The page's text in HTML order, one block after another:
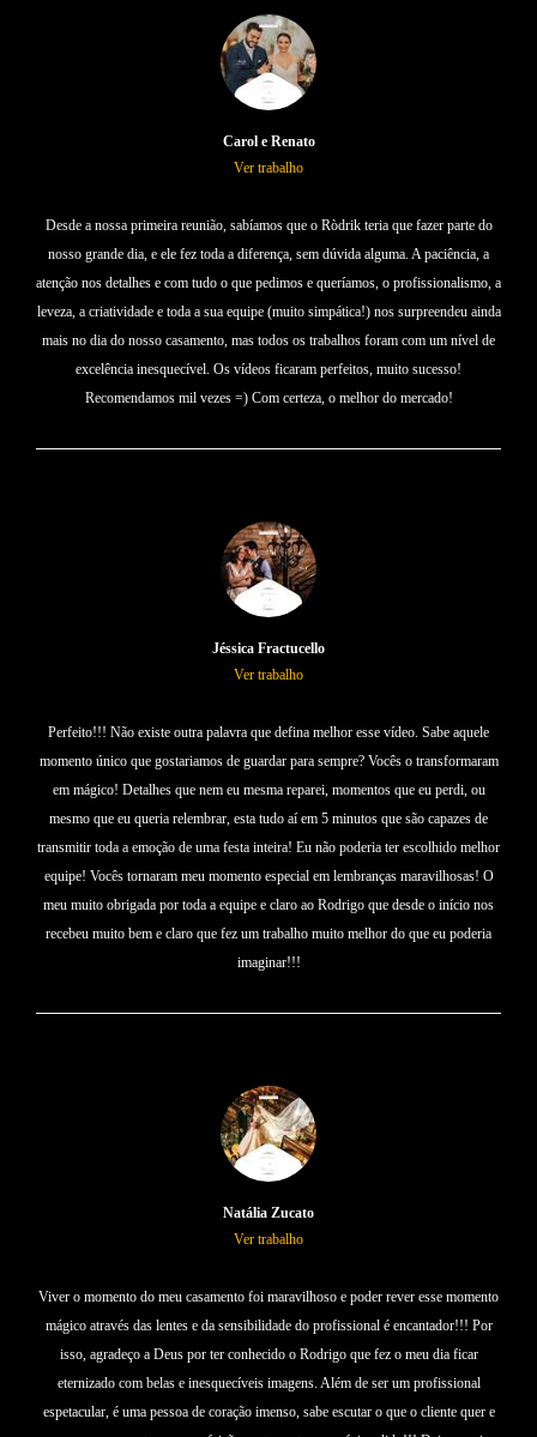
Desde a nossa primeira reunião, sabíamos que o Ròdrik teria que fazer parte do
nosso grande dia, e ele fez toda a diferença, sem dúvida alguma. A paciência, a
atenção nos detalhes e com tudo o que pedimos e queríamos, o profissionalismo, a
leveza, a criatividade e toda a sua equipe (muito simpática!) nos surpreendeu ainda
mais no dia do nosso casamento, mas todos os trabalhos foram com um nível de
excelência inesquecível. Os vídeos ficaram perfeitos, muito sucesso!
Recomendamos mil vezes =) Com certeza, o melhor do mercado!
Carol e Renato
Ver trabalho
Perfeito!!! Não existe outra palavra que defina melhor esse vídeo. Sabe aquele
momento único que gostariamos de guardar para sempre? Vocês o transformaram
em mágico! Detalhes que nem eu mesma reparei, momentos que eu perdi, ou
mesmo que eu queria relembrar, esta tudo aí em 5 minutos que são capazes de
transmitir toda a emoção de uma festa inteira! Eu não poderia ter escolhido melhor
equipe! Vocês tornaram meu momento especial em lembranças maravilhosas! O
meu muito obrigada por toda a equipe e claro ao Rodrigo que desde o início nos
recebeu muito bem e claro que fez um trabalho muito melhor do que eu poderia
imaginar!!!
Jéssica Fractucello
Ver trabalho
Viver o momento do meu casamento foi maravilhoso e poder rever esse momento
mágico através das lentes e da sensibilidade do profissional é encantador!!! Por
isso, agradeço a Deus por ter conhecido o Rodrigo que fez o meu dia ficar
eternizado com belas e inesquecíveis imagens. Além de ser um profissional
espetacular, é uma pessoa de coração imenso, sabe escutar o que o cliente quer e
Natália Zucato
Ver trabalho